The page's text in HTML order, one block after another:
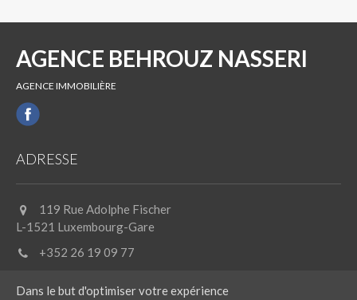
AGENCE BEHROUZ NASSERI
AGENCE IMMOBILIÈRE
ADRESSE
119 Rue Adolphe Fischer
L-1521 Luxembourg-Gare
+352 26 19 09 77
Dans le but d'optimiser votre expérience